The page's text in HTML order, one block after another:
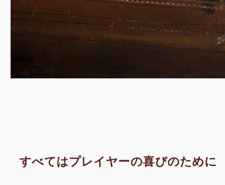
すべてはプレイヤーの喜びのために